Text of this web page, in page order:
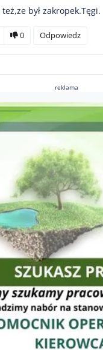
był zakropek.Tęgi.
0 Odpowiedz
reklama